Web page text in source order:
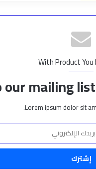
With Product You
mailing
Lorem ipsum dolor sit